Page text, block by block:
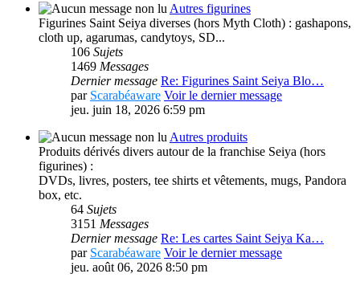
Autres figurines
Figurines Saint Seiya diverses (hors Myth Cloth) : gashapons,
cloth up, agarumas, candytoys, SD...
106 Sujets
1469 Messages
Dernier message Re: Figurines Saint Seiya Blo…
par Scarabéaware Voir le dernier message
jeu. juin 18, 2026 6:59 pm
Autres produits
Produits dérivés divers autour de la franchise Seiya (hors
figurines) :
DVDs, livres, posters, tee shirts et vêtements, mugs, Pandora
box, etc.
64 Sujets
3151 Messages
Dernier message Re: Les cartes Saint Seiya Ka…
par Scarabéaware Voir le dernier message
jeu. août 06, 2026 8:50 pm